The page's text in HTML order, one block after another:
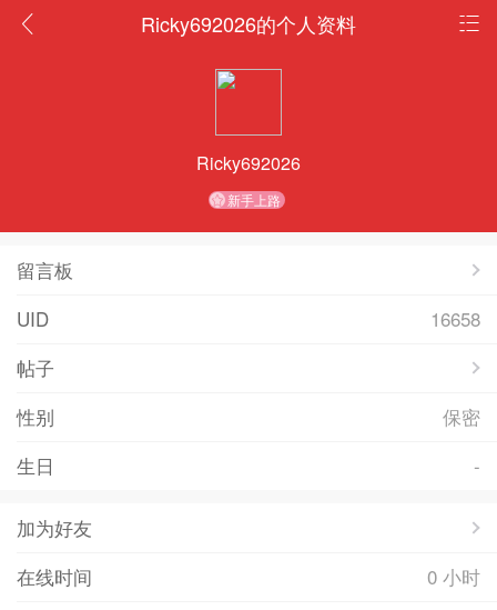
Ricky692026的个人资料
Ricky692026
新手上路
留言板
UID
16658
帖子
性别
保密
生日
-
加为好友
在线时间
0 小时